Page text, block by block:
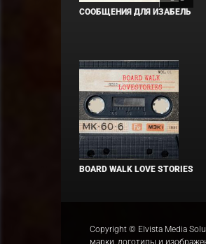
СООБЩЕНИЯ ДЛЯ ИЗАБЕЛЬ
BOARD WALK LOVE STORIES
Copyright © Elvista Media